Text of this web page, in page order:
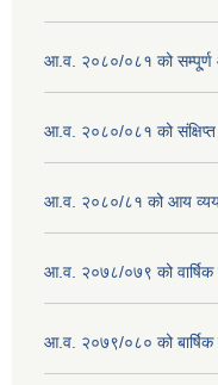
आ.व. २०८०/०८१ को सम्पू्र्ण
आ.व. २०८०/०८१ को संक्षिप्त
आ.व. २०८०/८१ को आय व्यय
आ.व. २०७८/०७९ को वार्षिक
आ.व. २०७९/०८० को बार्षिक